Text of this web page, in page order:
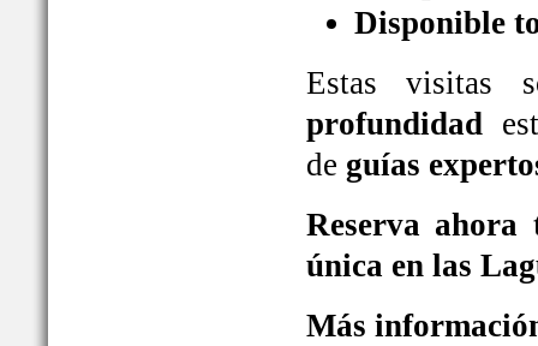
Disponible
Estas
profundidad
de guías
Reserva
única en las
Más